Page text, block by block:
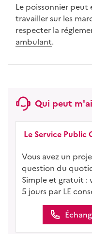
Le poissonnier peut
travailler sur les
respecter la
ambulant.
Qui peut
Le Service Public
Vous avez un
question du
Simple et gratuit :
5 jours par LE